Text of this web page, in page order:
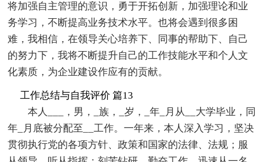
将加强自主管理的意识，勇于开拓创新，加强理论和业
务学习，不断提高业务技术水平。也将会遇到很多困
难，我相信，在领导关心培养下、同事的帮助下、自己
的努力下，我将不断提升自己的工作技能水平和个人文
化素质，为企业建设作应有的贡献。
工作总结与自我评价 篇13
本人___，男，_族，_岁，_年_月从__大学毕业，同
年_月底被分配至__工作。一年来，本人深入学习，坚决
贯彻执行党的各项方针、政策和国家的法律、法规；服